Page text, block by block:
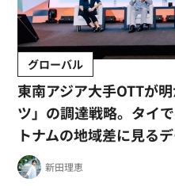
グローバル
東南アジア大手OTTが
ツ」の調達戦略。タイ
トナムの地域差に見る
新田理恵